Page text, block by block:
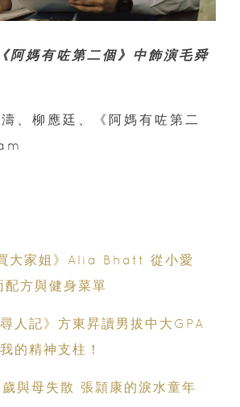
阿媽有咗第二個》中飾演毛舜
、柳應廷、《阿媽有咗第二
大家姐》Alia Bhatt 從小愛
配方與健身菜單
人記》方東昇讀男拔中大GPA
的精神支柱！
名人成長 | 四歲與母失散 張頴康的淚水童年